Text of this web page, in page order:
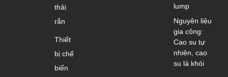
thải
rắn
Thiết
bị chế
biến
lump
Nguyên liệu
gia công:
Cao su tự
nhiên, cao
su lá khói